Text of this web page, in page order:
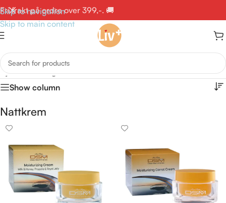
Skip to navigation
Skip to main content
Fri frakt på ordre over 399,-. 🚚
Hjem/Ansikt og hals/Nattkrem
Show column
Nattkrem